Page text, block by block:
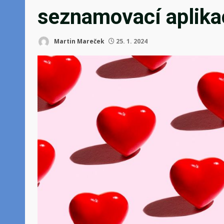
seznamovací
Martin Mareček 25. 1. 2024